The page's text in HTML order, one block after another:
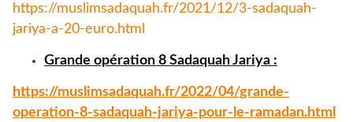
https://muslimsadaquah.fr/2021/12/3-sadaquah-
jariya-a-20-euro.html
Grande opération 8 Sadaquah Jariya :
https://muslimsadaquah.fr/2022/04/grande-
operation-8-sadaquah-jariya-pour-le-ramadan.html